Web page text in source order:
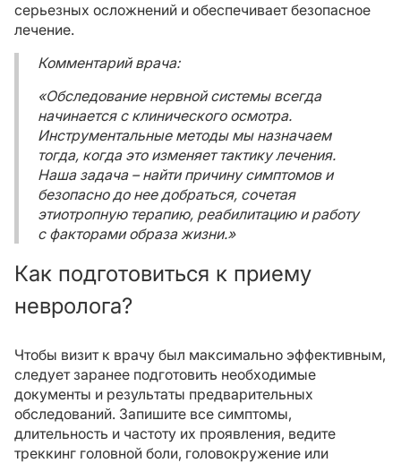
серьезных осложнений и обеспечивает безопасное
лечение.
Комментарий врача:
«Обследование нервной системы всегда
начинается с клинического осмотра.
Инструментальные методы мы назначаем
тогда, когда это изменяет тактику лечения.
Наша задача – найти причину симптомов и
безопасно до нее добраться, сочетая
этиотропную терапию, реабилитацию и работу
с факторами образа жизни.»
Как подготовиться к приему
невролога?
Чтобы визит к врачу был максимально эффективным,
следует заранее подготовить необходимые
документы и результаты предварительных
обследований. Запишите все симптомы,
длительность и частоту их проявления, ведите
треккинг головной боли, головокружение или